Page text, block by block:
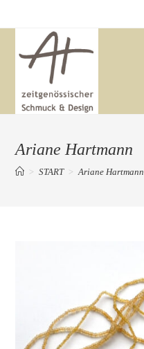
Ariane Hartmann
> START > Ariane Hartmann